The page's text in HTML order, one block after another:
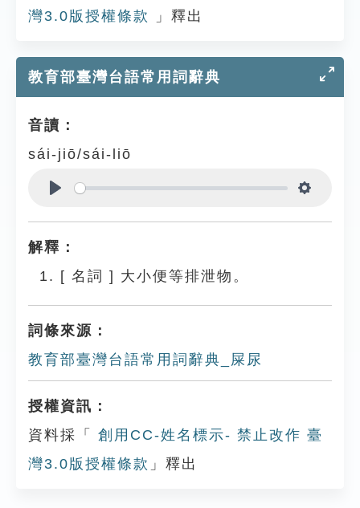
灣3.0版授權條款
」釋出
教育部臺灣台語常用詞辭典
音讀：
sái-jiō/sái-liō
解釋：
[ 名詞 ] 大小便等排泄物。
詞條來源：
教育部臺灣台語常用詞辭典_屎尿
授權資訊：
資料採「
創用CC-姓名標示- 禁止改作 臺
灣3.0版授權條款 」釋出